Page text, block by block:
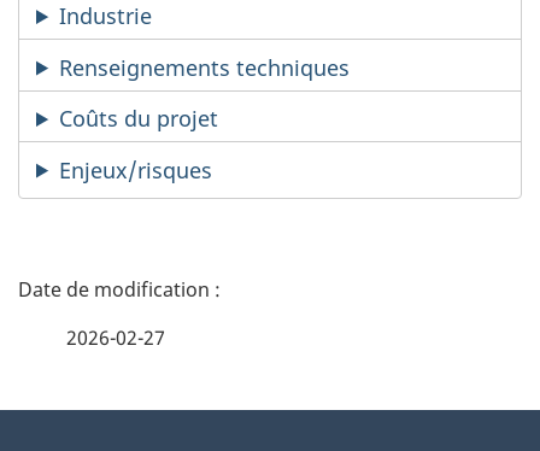
Industrie
Renseignements techniques
Coûts du projet
Enjeux/risques
D
2026-02-27